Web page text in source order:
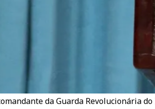
da Guarda Revolucionária